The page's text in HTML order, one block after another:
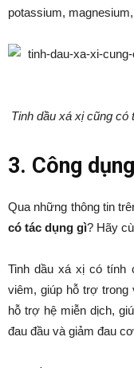
potassium,
Tinh dầu xá xị cũng
3. Công
Qua những thông tin
có tác dụng gì? Hãy
Tinh dầu xá xị có tính
viêm, giúp hỗ trợ
hỗ trợ hệ miễn dịch,
đau đầu và giảm đau